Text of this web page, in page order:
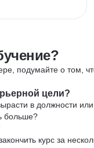
подумайте о том,
цели?
в должности
больше?
курс за